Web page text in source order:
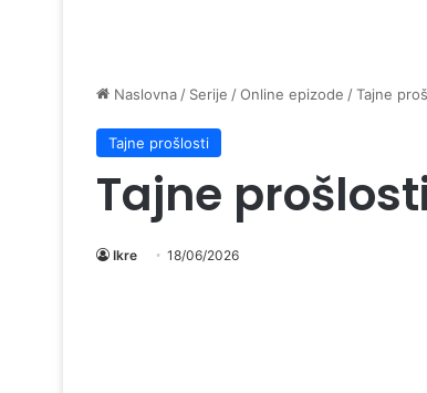
Naslovna / Serije /Online epizode /Tajne
Tajne prošlosti
Tajne
Ikre 18/06/2026